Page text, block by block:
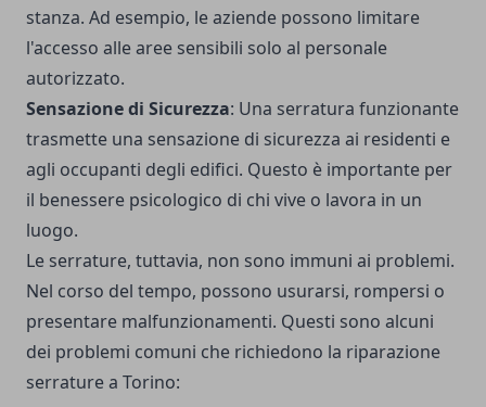
stanza. Ad esempio, le aziende possono limitare
l'accesso alle aree sensibili solo al personale
autorizzato.
Sensazione di Sicurezza: Una serratura funzionante
trasmette una sensazione di sicurezza ai residenti e
agli occupanti degli edifici. Questo è importante per
il benessere psicologico di chi vive o lavora in un
luogo.
Le serrature, tuttavia, non sono immuni ai problemi.
Nel corso del tempo, possono usurarsi, rompersi o
presentare malfunzionamenti. Questi sono alcuni
dei problemi comuni che richiedono la riparazione
serrature a Torino: